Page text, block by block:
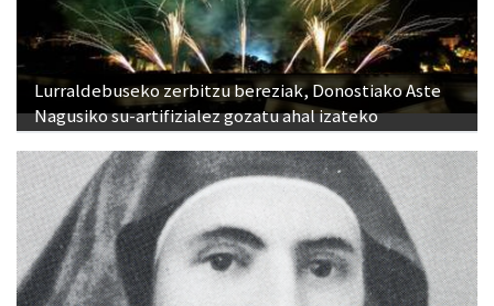
Lurraldebuseko zerbitzu bereziak, Donostiako Aste
Nagusiko su-artifizialez gozatu ahal izateko